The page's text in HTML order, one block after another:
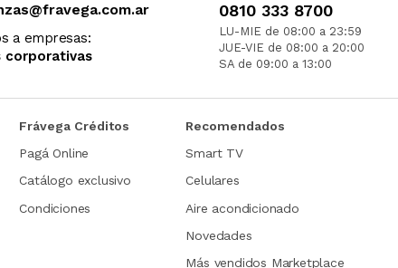
a empresas:
corporativas
0810 333 8700
LU-MIE de 08:00 a 23:59
JUE-VIE de 08:00 a 20:00
SA de 09:00 a 13:00
Frávega Créditos
Pagá Online
Catálogo exclusivo
Condiciones
Recomendados
Smart TV
Celulares
Aire acondicionado
Novedades
Más vendidos Marketplace